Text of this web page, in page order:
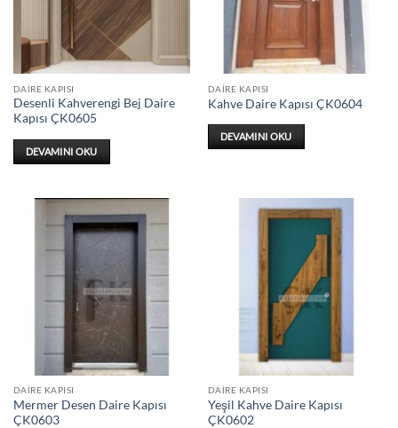
DAIRE KAPISI
Desenli Kahverengi Bej Daire
Kapısı ÇK0605
DEVAMINI OKU
DAIRE KAPISI
Kahve Daire Kapısı ÇK0604
DEVAMINI OKU
DAIRE KAPISI
Mermer Desen Daire Kapısı
ÇK0603
DAIRE KAPISI
Yeşil Kahve Daire Kapısı
ÇK0602